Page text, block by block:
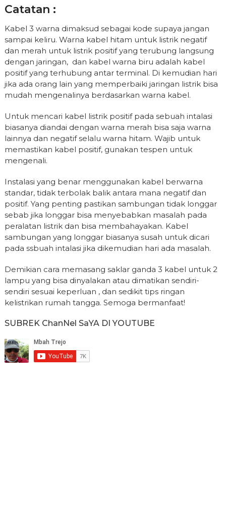
Catatan :
Kabel 3 warna dimaksud sebagai kode supaya jangan
sampai keliru. Warna kabel hitam untuk listrik negatif
dan merah untuk listrik positif yang terubung langsung
dengan jaringan, dan kabel warna biru adalah kabel
positif yang terhubung antar terminal. Di kemudian hari
jika ada orang lain yang memperbaiki jaringan listrik bisa
mudah mengenalinya berdasarkan warna kabel.
Untuk mencari kabel listrik positif pada sebuah intalasi
biasanya diandai dengan warna merah bisa saja warna
lainnya dan negatif selalu warna hitam. Wajib untuk
memastikan kabel positif, gunakan tespen untuk
mengenali.
Instalasi yang benar menggunakan kabel berwarna
standar, tidak terbolak balik antara mana negatif dan
positif. Yang penting pastikan sambungan tidak longgar
sebab jika longgar bisa menyebabkan masalah pada
peralatan listrik dan bisa membahayakan. Kabel
sambungan yang longgar biasanya susah untuk dicari
pada ssbuah intalasi jika dikemudian hari ada masalah.
Demikian cara memasang saklar ganda 3 kabel untuk 2
lampu yang bisa dinyalakan atau dimatikan sendiri-
sendiri sesuai keperluan , dan sedikit tips ringan
kelistrikan rumah tangga. Semoga bermanfaat!
SUBREK ChanNel SaYA DI YOUTUBE